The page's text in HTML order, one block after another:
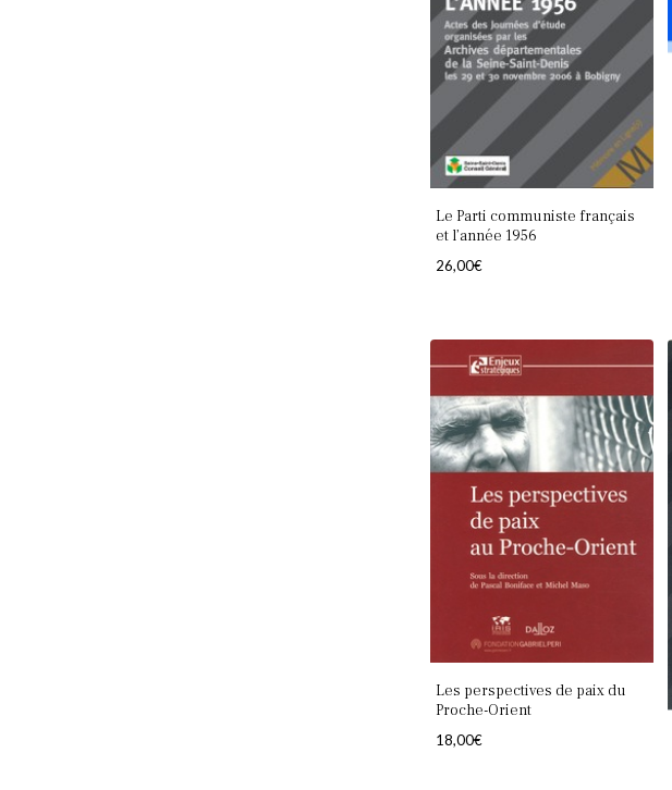
Le Parti communiste français
et l’année 1956
26,00€
Les perspectives de paix du
Proche-Orient
18,00€